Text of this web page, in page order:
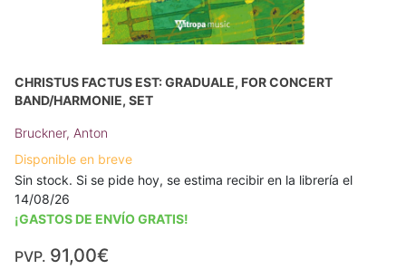
CHRISTUS FACTUS EST: GRADUALE, FOR CONCERT
BAND/HARMONIE, SET
Bruckner, Anton
Disponible en breve
Sin stock. Si se pide hoy, se estima recibir en la librería el
14/08/26
¡GASTOS DE ENVÍO GRATIS!
PVP. 91,00€